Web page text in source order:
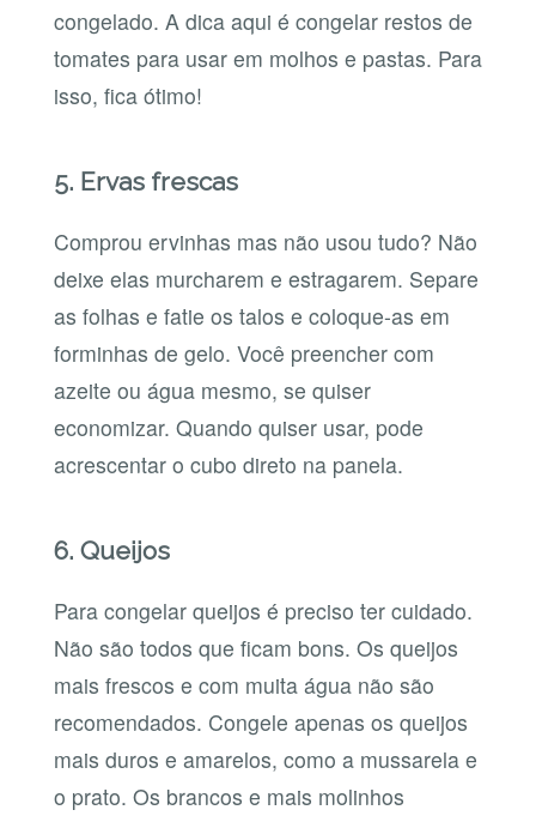
congelado. A dica aqui é congelar restos de
tomates para usar em molhos e pastas. Para
isso, fica ótimo!
5. Ervas frescas
Comprou ervinhas mas não usou tudo? Não
deixe elas murcharem e estragarem. Separe
as folhas e fatie os talos e coloque-as em
forminhas de gelo. Você preencher com
azeite ou água mesmo, se quiser
economizar. Quando quiser usar, pode
acrescentar o cubo direto na panela.
6. Queijos
Para congelar queijos é preciso ter cuidado.
Não são todos que ficam bons. Os queijos
mais frescos e com muita água não são
recomendados. Congele apenas os queijos
mais duros e amarelos, como a mussarela e
o prato. Os brancos e mais molinhos